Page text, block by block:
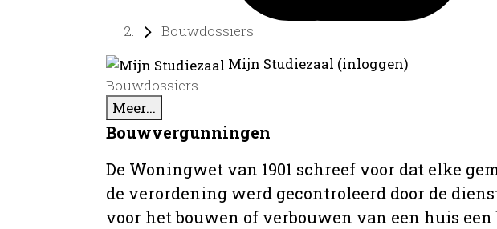
Bouwdossiers
Mijn Studiezaal (inloggen)
Bouwdossiers
Meer...
Bouwvergunningen
De Woningwet van 1901 schreef voor dat elke
de verordening werd gecontroleerd door de
voor het bouwen of verbouwen van een huis